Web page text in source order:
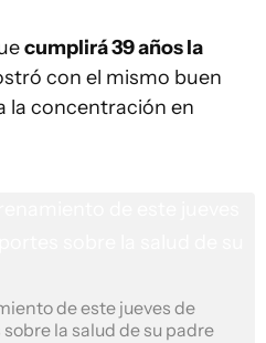
cumplirá 39 años la
con el mismo buen
la concentración en
de este jueves de
la salud de su padre